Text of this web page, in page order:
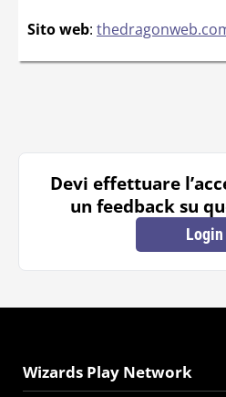
Sito web:
Devi effettuare
un feedback su
Login
Wizards Play Network